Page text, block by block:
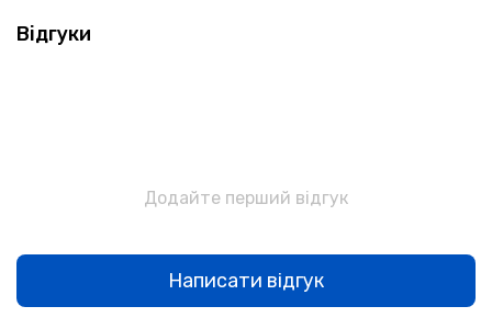
Відгуки
Додайте перший відгук
Написати відгук